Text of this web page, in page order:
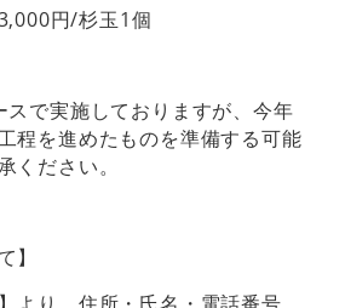
円/杉玉1個
で実施しておりますが、今年
程を進めたものを準備する可能
ください。
】